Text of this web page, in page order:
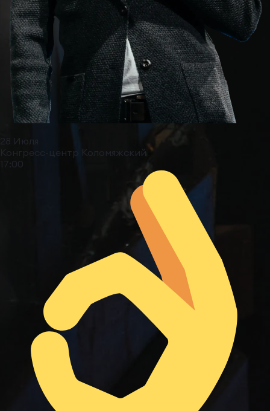
28 Июля
Конгресс-центр Коломяжский
17:00